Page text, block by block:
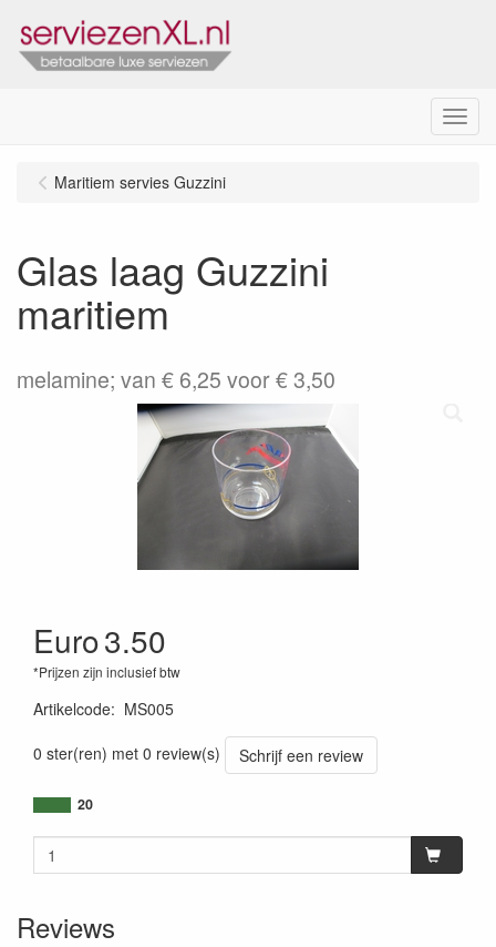
Menu
Maritiem servies Guzzini
Glas laag Guzzini
maritiem
melamine; van € 6,25 voor € 3,50
Euro3.50
*Prijzen zijn inclusief btw
Artikelcode: MS005
0 ster(ren) met 0 review(s)
Schrijf een review
20
Reviews